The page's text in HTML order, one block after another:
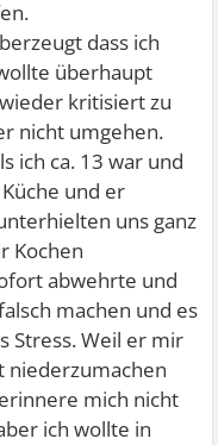
dass ich
überhaupt
kritisiert zu
nicht umgehen.
ich ca. 13 war und
und er
uns ganz
Kochen
abwehrte und
machen und es
Stress. Weil er mir
niederzumachen
mich nicht
ich wollte in